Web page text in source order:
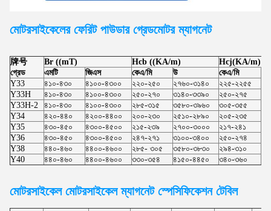
মোটরসাইকেলের ফেরিট পাউডার গ্রেডমোটর ম্যাগনেট
牌号
গ্রেড
Br ((mT) Hcb ((KA/m)
Hcj(KA/m)
এমটি
জিএস কেএ/মি উ কেএ/মি
Y33
৪১০-৪৩০ ৪১০০-৪৩০০ ২২০-২৫০ ২৭৬০-৩১৪০ ২২৫-২২৫৫
Y33H
৪১০-৪৩০ ৪১০০-৪৩০০ ২৫০-২৭০ ৩১৪০-৩৩৯০ ২৫০-২৭৫
Y33H-2
৪১০-৪৩০ ৪১০০-৪৩০০ ২৮৫-৩১৫ ৩৫৮০-৩৯৬০ ৩০৫-৩৫৫
Y34
৪২০-৪৪০ ৪২০০-৪৪০০ ২০০-২৩০ ২৫১০-২৮৯০ ২০৫-২৩৫
Y35
৪৩০-৪৫০ ৪৩০০-৪৫০০ ২১৫-২৩৯ ২৭০০-৩০০০ ২১৭-২৪১
Y36
৪৩০-৪৫০ ৪৩০০-৪৫০০ ২৪৭-২৭১ ৩১০০-৩৪০০ ২৫০-২৭৪
Y38
৪৪০-৪৬০ ৪৪০০-৪৬০০ ২৮৫- ৩০৫ ৩৫৮০-৩৮৩০ ২৯৪-৩১০
Y40
৪৪০-৪৬০ ৪৪০০-৪৬০০ ৩৩০-৩৫৪ ৪১৫০-৪৪৫০ ৩৪০-৩৬০
মোটরসাইকেল মোটরসাইকেল ম্যাগনেট স্পেসিফিকেশন টেবিল